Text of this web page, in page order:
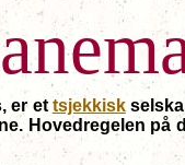
er et tsjekkisk
Hovedregelen på